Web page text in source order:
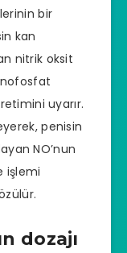
bir
kan
nitrik oksit
uyarır.
penisin
NO’nun
işlemi
dozajı